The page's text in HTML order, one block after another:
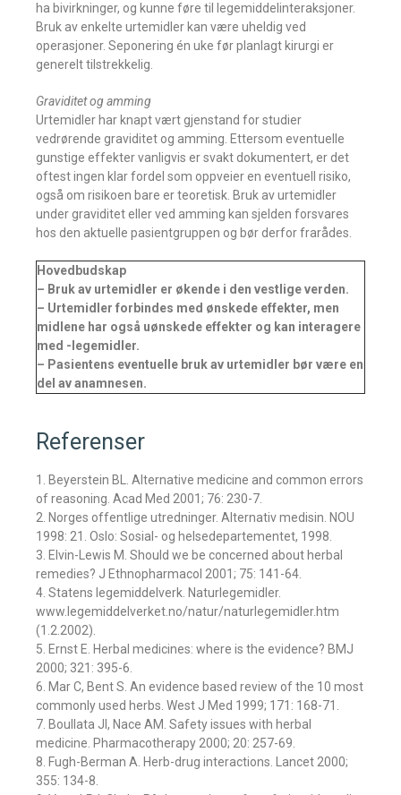
ha bivirkninger, og kunne føre til legemiddelinteraksjoner.
Bruk av enkelte urtemidler kan være uheldig ved
operasjoner. Seponering én uke før planlagt kirurgi er
generelt tilstrekkelig.
Graviditet og amming
Urtemidler har knapt vært gjenstand for studier
vedrørende graviditet og amming. Ettersom eventuelle
gunstige effekter vanligvis er svakt dokumentert, er det
oftest ingen klar fordel som oppveier en eventuell risiko,
også om risikoen bare er teoretisk. Bruk av urtemidler
under graviditet eller ved amming kan sjelden forsvares
hos den aktuelle pasientgruppen og bør derfor frarådes.
Hovedbudskap
– Bruk av urtemidler er økende i den vestlige verden.
– Urtemidler forbindes med ønskede effekter, men
midlene har også uønskede effekter og kan interagere
med -legemidler.
– Pasientens eventuelle bruk av urtemidler bør være en
del av anamnesen.
Referenser
1. Beyerstein BL. Alternative medicine and common errors
of reasoning. Acad Med 2001; 76: 230-7.
2. Norges offentlige utredninger. Alternativ medisin. NOU
1998: 21. Oslo: Sosial- og helsedepartementet, 1998.
3. Elvin-Lewis M. Should we be concerned about herbal
remedies? J Ethnopharmacol 2001; 75: 141-64.
4. Statens legemiddelverk. Naturlegemidler.
www.legemiddelverket.no/natur/naturlegemidler.htm
(1.2.2002).
5. Ernst E. Herbal medicines: where is the evidence? BMJ
2000; 321: 395-6.
6. Mar C, Bent S. An evidence based review of the 10 most
commonly used herbs. West J Med 1999; 171: 168-71.
7. Boullata JI, Nace AM. Safety issues with herbal
medicine. Pharmacotherapy 2000; 20: 257-69.
8. Fugh-Berman A. Herb-drug interactions. Lancet 2000;
355: 134-8.